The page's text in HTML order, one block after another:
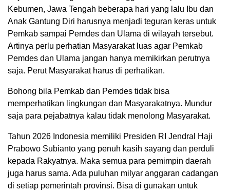
Kebumen, Jawa Tengah beberapa hari yang lalu Ibu dan
Anak Gantung Diri harusnya menjadi teguran keras untuk
Pemkab sampai Pemdes dan Ulama di wilayah tersebut.
Artinya perlu perhatian Masyarakat luas agar Pemkab
Pemdes dan Ulama jangan hanya memikirkan perutnya
saja. Perut Masyarakat harus di perhatikan.
Bohong bila Pemkab dan Pemdes tidak bisa
memperhatikan lingkungan dan Masyarakatnya. Mundur
saja para pejabatnya kalau tidak menolong Masyarakat.
Tahun 2026 Indonesia memiliki Presiden RI Jendral Haji
Prabowo Subianto yang penuh kasih sayang dan perduli
kepada Rakyatnya. Maka semua para pemimpin daerah
juga harus sama. Ada puluhan milyar anggaran cadangan
di setiap pemerintah provinsi. Bisa di gunakan untuk